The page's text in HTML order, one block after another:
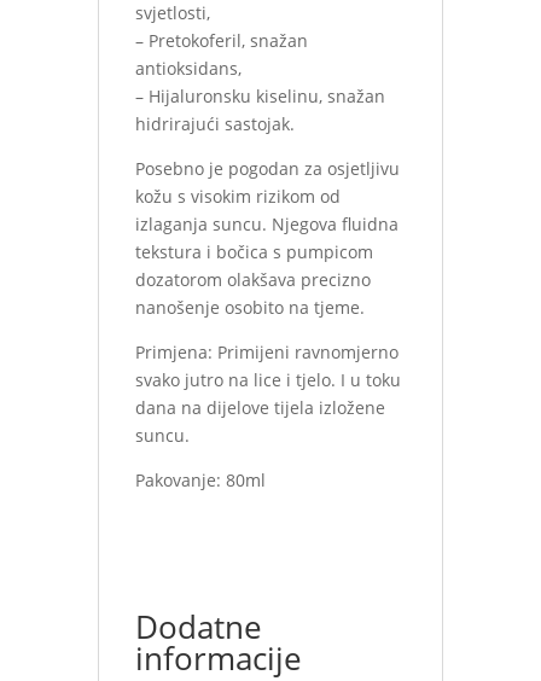
svjetlosti,
– Pretokoferil, snažan
antioksidans,
– Hijaluronsku kiselinu, snažan
hidrirajući sastojak.
Posebno je pogodan za osjetljivu
kožu s visokim rizikom od
izlaganja suncu. Njegova fluidna
tekstura i bočica s pumpicom
dozatorom olakšava precizno
nanošenje osobito na tjeme.
Primjena: Primijeni ravnomjerno
svako jutro na lice i tjelo. I u toku
dana na dijelove tijela izložene
suncu.
Pakovanje: 80ml
Dodatne
informacije